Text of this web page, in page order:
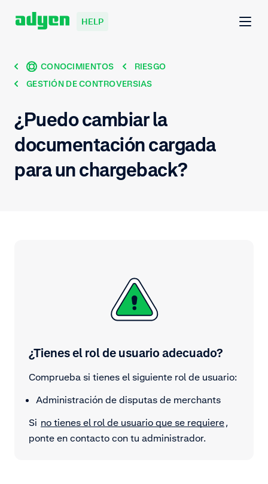
HELP
CONOCIMIENTOS
RIESGO
GESTIÓN DE CONTROVERSIAS
¿Puedo cambiar la
documentación cargada
para un chargeback?
¿Tienes el rol de usuario adecuado?
Comprueba si tienes el siguiente rol de usuario:
Administración de disputas de merchants
Si no tienes el rol de usuario que se requiere,
ponte en contacto con tu administrador.